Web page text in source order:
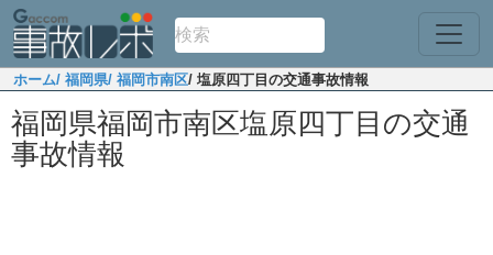
ホーム/ 福岡県/ 福岡市南区/ 塩原四丁目の交通事故情報
福岡県福岡市南区塩原四丁目の交通
事故情報